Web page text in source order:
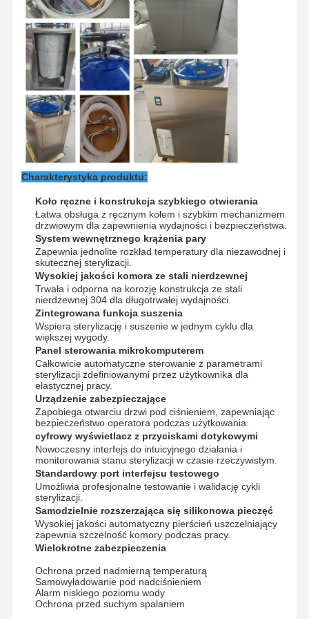
Wycieczka
Po Fabryce
Kontrola
Jakości
Się Z Nami
Przypadki
Poziomy sterylizator w autoklawie
Autoklaw pionowy
Autoklaw na szczycie stołu
Przenośna maszyna autoklawowa
Sterylizator plazmowy o niskiej temperaturze
Sterylizator z tlenku etylenu
Sterylizator farmaceutyczny
Myjnia-dezynfektor
Sprzęt CSSD
Sprzęt do uzdatniania wody
Suszarka
Sprzęt laboratoryjny
Charakterystyka produktu:
Koło ręczne i konstrukcja szybkiego otwierania
Łatwa obsługa z ręcznym kołem i szybkim mechanizmem
drzwiowym dla zapewnienia wydajności i bezpieczeństwa.
System wewnętrznego krążenia pary
Zapewnia jednolite rozkład temperatury dla niezawodnej i
skutecznej sterylizacji.
Wysokiej jakości komora ze stali nierdzewnej
Trwała i odporna na korozję konstrukcja ze stali
nierdzewnej 304 dla długotrwałej wydajności.
Zintegrowana funkcja suszenia
Wspiera sterylizację i suszenie w jednym cyklu dla
większej wygody.
Panel sterowania mikrokomputerem
Całkowicie automatyczne sterowanie z parametrami
sterylizacji zdefiniowanymi przez użytkownika dla
elastycznej pracy.
Urządzenie zabezpieczające
Zapobiega otwarciu drzwi pod ciśnieniem, zapewniając
bezpieczeństwo operatora podczas użytkowania.
cyfrowy wyświetlacz z przyciskami dotykowymi
Nowoczesny interfejs do intuicyjnego działania i
monitorowania stanu sterylizacji w czasie rzeczywistym.
Standardowy port interfejsu testowego
Umożliwia profesjonalne testowanie i walidację cykli
sterylizacji.
Samodzielnie rozszerzająca się silikonowa pieczęć
Wysokiej jakości automatyczny pierścień uszczelniający
zapewnia szczelność komory podczas pracy.
Wielokrotne zabezpieczenia
Ochrona przed nadmierną temperaturą
Samowyładowanie pod nadciśnieniem
Alarm niskiego poziomu wody
Ochrona przed suchym spalaniem